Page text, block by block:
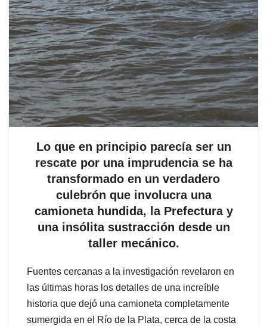
Lo que en principio parecía ser un
rescate por una imprudencia se ha
transformado en un verdadero
culebrón que involucra una
camioneta hundida, la Prefectura y
una insólita sustracción desde un
taller mecánico.
Fuentes cercanas a la investigación revelaron en
las últimas horas los detalles de una increíble
historia que dejó una camioneta completamente
sumergida en el Río de la Plata, cerca de la costa